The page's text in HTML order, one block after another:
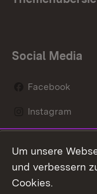
Social Media
Facebook
Instagram
Mastodon
Youtube
Um unsere
und verbessern
Cookies.